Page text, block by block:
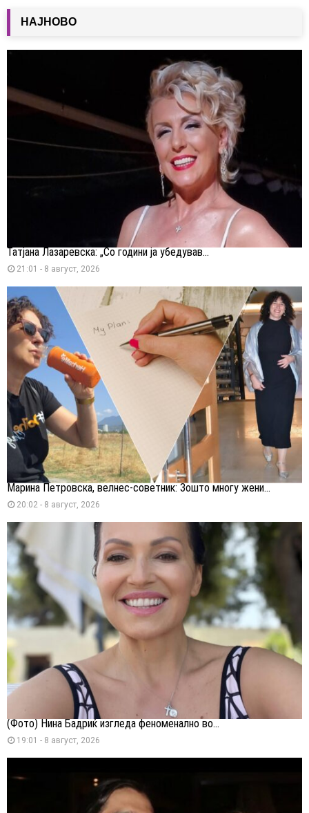
НАЈНОВО
Татјана Лазаревска: „Со години ја убедував...
21:01 - 8 август, 2026
Марина Петровска, велнес-советник: Зошто многу жени...
20:02 - 8 август, 2026
(Фото) Нина Бадриќ изгледа феноменално во...
19:01 - 8 август, 2026